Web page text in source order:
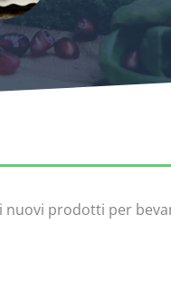
prodotti per